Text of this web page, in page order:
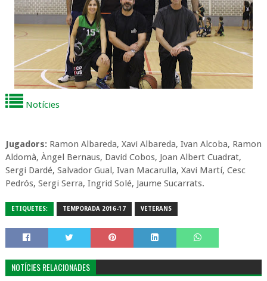
Notícies
Jugadors: Ramon Albareda, Xavi Albareda, Ivan Alcoba, Ramon
Aldomà, Àngel Bernaus, David Cobos, Joan Albert Cuadrat,
Sergi Dardé, Salvador Gual, Ivan Macarulla, Xavi Martí, Cesc
Pedrós, Sergi Serra, Ingrid Solé, Jaume Sucarrats.
ETIQUETES: TEMPORADA 2016-17 VETERANS
NOTÍCIES RELACIONADES